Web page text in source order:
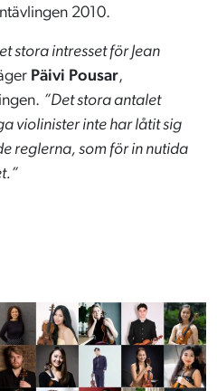
2010.
stora intresset för Jean
Päivi Pousar,
”Det stora antalet
violinister inte har låtit sig
reglerna, som för in nutida